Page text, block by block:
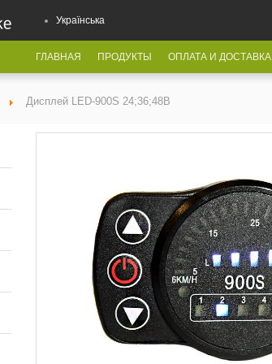
Українська
ГЛАВНАЯ ПРОДУКТЫ ОПЛАТА И ДОСТАВКА
Дисплей LED-900S 24;36;48В